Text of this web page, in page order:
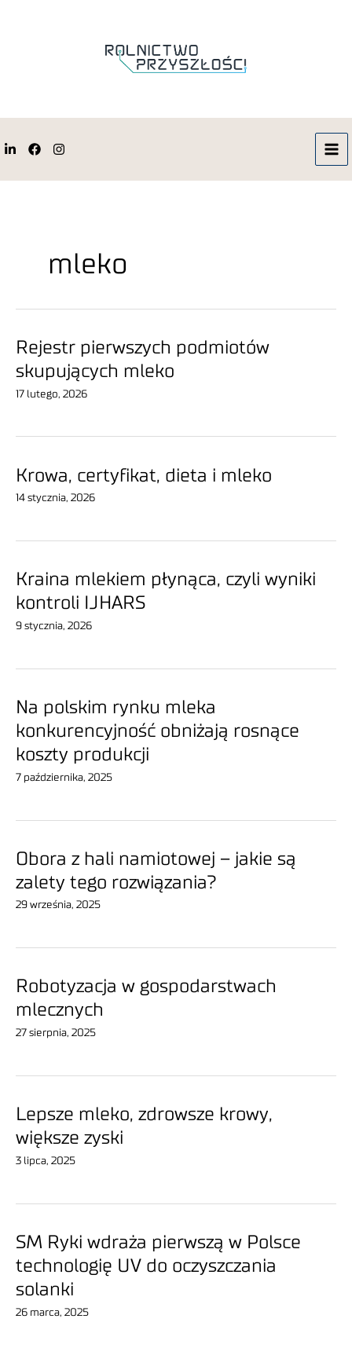
mleko
Rejestr pierwszych podmiotów
skupujących mleko
17 lutego, 2026
Krowa, certyfikat, dieta i mleko
14 stycznia, 2026
Kraina mlekiem płynąca, czyli wyniki
kontroli IJHARS
9 stycznia, 2026
Na polskim rynku mleka
konkurencyjność obniżają rosnące
koszty produkcji
7 października, 2025
Obora z hali namiotowej – jakie są
zalety tego rozwiązania?
29 września, 2025
Robotyzacja w gospodarstwach
mlecznych
27 sierpnia, 2025
Lepsze mleko, zdrowsze krowy,
większe zyski
3 lipca, 2025
SM Ryki wdraża pierwszą w Polsce
technologię UV do oczyszczania
solanki
26 marca, 2025